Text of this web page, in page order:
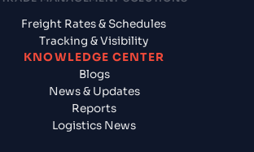
Freight Rates & Schedules
Tracking & Visibility
KNOWLEDGE CENTER
Blogs
News & Updates
Reports
Logistics News